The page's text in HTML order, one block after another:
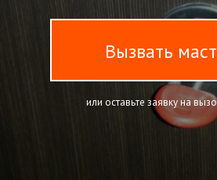
Вызвать
или оставьте заявку на